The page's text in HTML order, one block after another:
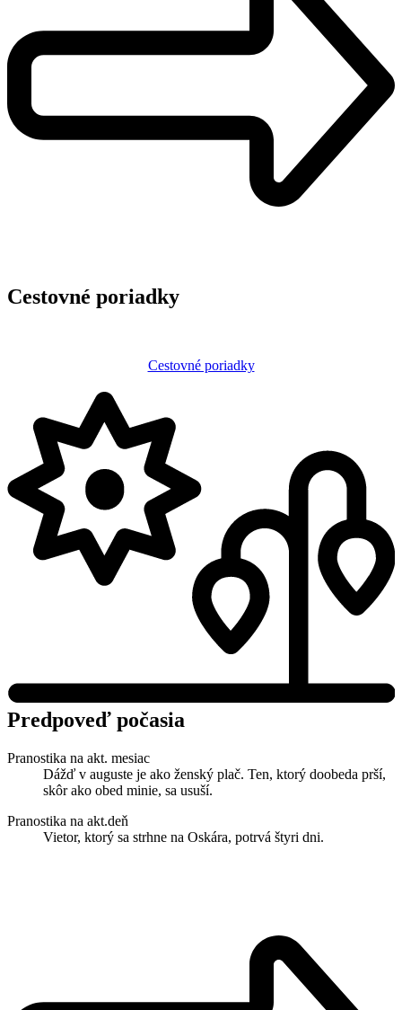
Cestovné poriadky
Cestovné poriadky
Predpoveď počasia
Pranostika na akt. mesiac
Dážď v auguste je ako ženský plač. Ten, ktorý doobeda prší,
skôr ako obed minie, sa usuší.
Pranostika na akt.deň
Vietor, ktorý sa strhne na Oskára, potrvá štyri dni.